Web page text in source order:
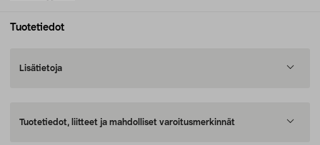
Tuotetiedot
Lisätietoja
Tuotetiedot, liitteet ja mahdolliset varoitusmerkinnät